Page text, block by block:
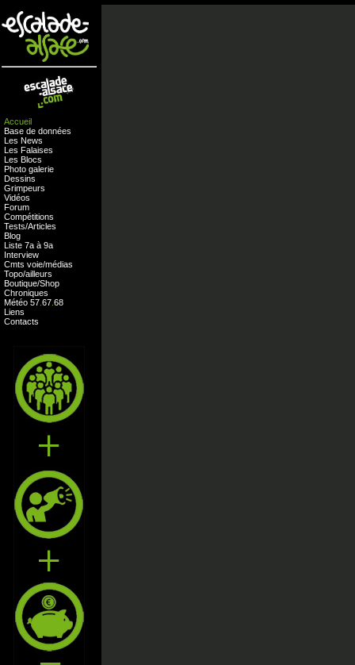
Accueil
Base de données
Les News
Les Falaises
Les Blocs
Photo galerie
Dessins
Grimpeurs
Vidéos
Forum
Compétitions
Tests/Articles
Blog
Liste 7a à 9a
Interview
Cmts voie/médias
Topo/ailleurs
Boutique/Shop
Chroniques
Météo 57 67 68
Liens
Contacts